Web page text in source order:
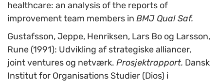
healthcare: an analysis of the reports of
improvement team members in BMJ Qual Saf.
Gustafsson, Jeppe, Henriksen, Lars Bo og Larsson,
Rune (1991): Udvikling af strategiske alliancer,
joint ventures og netværk. Prosjektrapport. Dansk
Institut for Organisations Studier (Dios) i